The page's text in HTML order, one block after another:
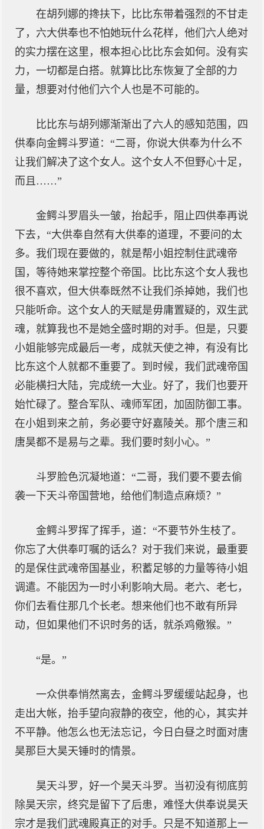
在胡列娜的搀扶下，比比东带着强烈的不甘走
了，六大供奉也不怕她玩什么花样，他们六人绝对
的实力摆在这里，根本担心比比东会如何。没有实
力，一切都是白搭。就算比比东恢复了全部的力
量，想要对付他们六个人也是不可能的。
比比东与胡列娜渐渐出了六人的感知范围，四
供奉向金鳄斗罗道：“二哥，你说大供奉为什么不
让我们解决了这个女人。这个女人不但野心十足，
而且……”
金鳄斗罗眉头一皱，抬起手，阻止四供奉再说
下去，“大供奉自然有大供奉的道理，不要问的太
多。我们现在要做的，就是帮小姐控制住武魂帝
国，等待她来掌控整个帝国。比比东这个女人我也
很不喜欢，但大供奉既然不让我们杀掉她，我们也
只能听命。这个女人的天赋是毋庸置疑的，双生武
魂，就算我也不是她全盛时期的对手。但是，只要
小姐能够完成最后一考，成就天使之神，有没有比
比东这个人就都不重要了。到时候，我们武魂帝国
必能横扫大陆，完成统一大业。好了，我们也要开
始忙碌了。整合军队、魂师军团，加固防御工事。
在小姐到来之前，务必要守好嘉陵关。那个唐三和
唐昊都不是易与之辈。我们要时刻小心。”
斗罗脸色沉凝地道：“二哥，我们要不要去偷
袭一下天斗帝国营地，给他们制造点麻烦？”
金鳄斗罗挥了挥手，道：“不要节外生枝了。
你忘了大供奉叮嘱的话么？对于我们来说，最重要
的是保住武魂帝国基业，积蓄足够的力量等待小姐
调遣。不能因为一时小利影响大局。老六、老七，
你们去看住那几个长老。想来他们也不敢有所异
动，但如果他们不识时务的话，就杀鸡儆猴。”
“是。”
一众供奉悄然离去，金鳄斗罗缓缓站起身，也
走出大帐，抬手望向寂静的夜空，他的心，其实并
不平静。他怎么也无法忘记，今日白昼之时面对唐
昊那巨大昊天锤时的情景。
昊天斗罗，好一个昊天斗罗。当初没有彻底剪
除昊天宗，终究是留下了后患，难怪大供奉说昊天
宗才是我们武魂殿真正的对手。只是不知道那上一